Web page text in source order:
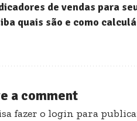
de vendas para
quais são e como
a comment
fazer o login para